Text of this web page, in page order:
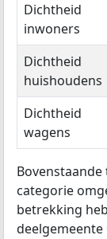
Dichtheid
inwoners
Dichtheid
huishoudens
Dichtheid
wagens
categorie
betrekking
deelgemeente